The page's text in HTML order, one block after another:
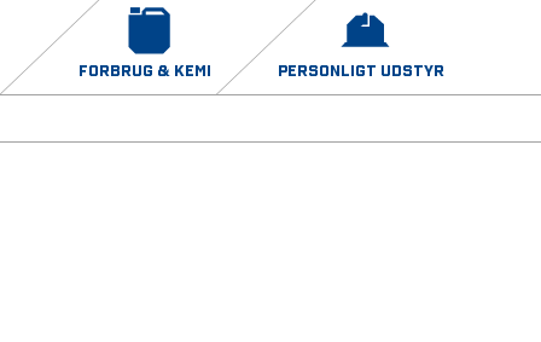
FORBRUG & KEMI PERSONLIGT UDSTYR